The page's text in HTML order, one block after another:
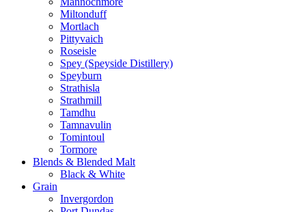
Miltonduff
Mortlach
Pittyvaich
Roseisle
Spey (Speyside Distillery)
Speyburn
Strathisla
Strathmill
Tamdhu
Tamnavulin
Tomintoul
Tormore
Blends & Blended Malt
Black & White
Grain
Invergordon